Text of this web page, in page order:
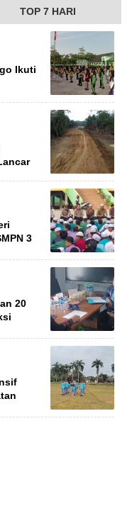
TOP 7 HARI
Ikuti
3
20